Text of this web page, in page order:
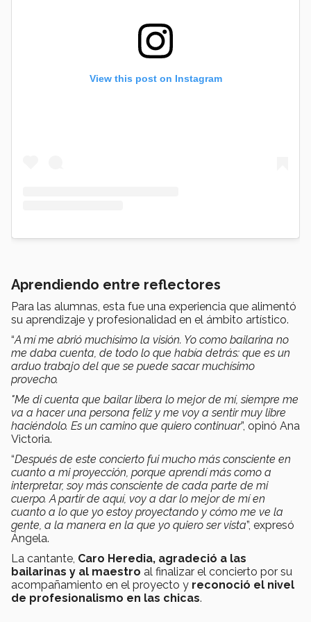
View this post on Instagram
Aprendiendo entre reflectores
Para las alumnas, esta fue una experiencia que alimentó
su aprendizaje y profesionalidad en el ámbito artístico.
“A mí me abrió muchísimo la visión. Yo como bailarina no
me daba cuenta, de todo lo que había detrás: que es un
arduo trabajo del que se puede sacar muchísimo
provecho.
"Me di cuenta que bailar libera lo mejor de mí, siempre me
va a hacer una persona feliz y me voy a sentir muy libre
haciéndolo. Es un camino que quiero continuar”, opinó Ana
Victoria.
“Después de este concierto fui mucho más consciente en
cuanto a mi proyección, porque aprendí más como a
interpretar, soy más consciente de cada parte de mi
cuerpo. A partir de aquí, voy a dar lo mejor de mí en
cuanto a lo que yo estoy proyectando y cómo me ve la
gente, a la manera en la que yo quiero ser vista”, expresó
Ángela.
La cantante, Caro Heredia, agradeció a las
bailarinas y al maestro al finalizar el concierto por su
acompañamiento en el proyecto y reconoció el nivel
de profesionalismo en las chicas.